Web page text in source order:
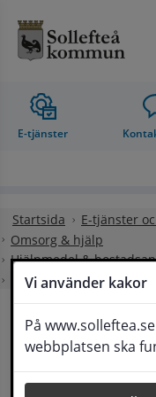
Vi använder kakor
På
webbplatsen ska
E-tjänster
Startsida
E-tjänster
Omsorg & hjälp
Hjälpmedel &
Ansöka om
Ansöka om